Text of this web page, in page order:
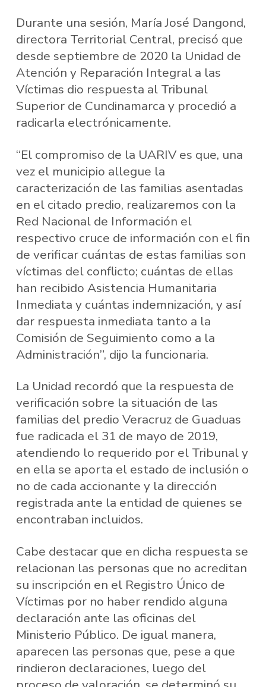
Durante una sesión, María José Dangond,
directora Territorial Central, precisó que
desde septiembre de 2020 la Unidad de
Atención y Reparación Integral a las
Víctimas dio respuesta al Tribunal
Superior de Cundinamarca y procedió a
radicarla electrónicamente.
“El compromiso de la UARIV es que, una
vez el municipio allegue la
caracterización de las familias asentadas
en el citado predio, realizaremos con la
Red Nacional de Información el
respectivo cruce de información con el fin
de verificar cuántas de estas familias son
víctimas del conflicto; cuántas de ellas
han recibido Asistencia Humanitaria
Inmediata y cuántas indemnización, y así
dar respuesta inmediata tanto a la
Comisión de Seguimiento como a la
Administración”, dijo la funcionaria.
La Unidad recordó que la respuesta de
verificación sobre la situación de las
familias del predio Veracruz de Guaduas
fue radicada el 31 de mayo de 2019,
atendiendo lo requerido por el Tribunal y
en ella se aporta el estado de inclusión o
no de cada accionante y la dirección
registrada ante la entidad de quienes se
encontraban incluidos.
Cabe destacar que en dicha respuesta se
relacionan las personas que no acreditan
su inscripción en el Registro Único de
Víctimas por no haber rendido alguna
declaración ante las oficinas del
Ministerio Público. De igual manera,
aparecen las personas que, pese a que
rindieron declaraciones, luego del